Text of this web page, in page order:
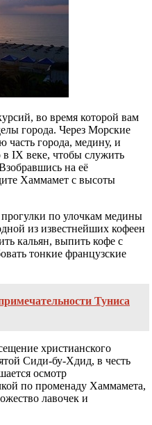
во время которой вам
города. Через Морские
часть города, медину, и
IX веке, чтобы служить
на её
Хаммамет с высоты
по улочкам медины
из известнейших кофеен
кальян, выпить кофе с
тонкие французские
Туниса
христианского
Сиди-бу-Хдид, в честь
осмотр
по променаду Хаммамета,
лавочек и